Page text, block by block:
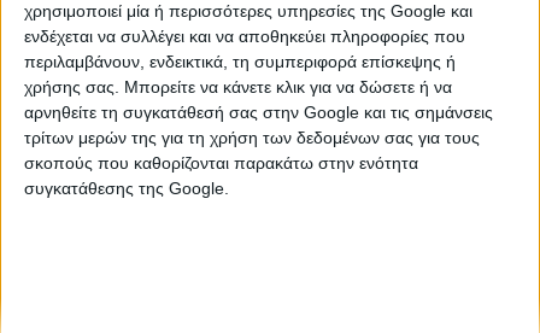
χρησιμοποιεί μία ή περισσότερες υπηρεσίες της Google και
ενδέχεται να συλλέγει και να αποθηκεύει πληροφορίες που
περιλαμβάνουν, ενδεικτικά, τη συμπεριφορά επίσκεψης ή
χρήσης σας. Μπορείτε να κάνετε κλικ για να δώσετε ή να
αρνηθείτε τη συγκατάθεσή σας στην Google και τις σημάνσεις
τρίτων μερών της για τη χρήση των δεδομένων σας για τους
σκοπούς που καθορίζονται παρακάτω στην ενότητα
συγκατάθεσης της Google.
ΤΗΛΕΦΩΝΙΚΟ ΚΕΝΤΡΟ
ΗΡΑΚΛΕΙΟ - ΛΑΣΙΘΙ
2810 342474